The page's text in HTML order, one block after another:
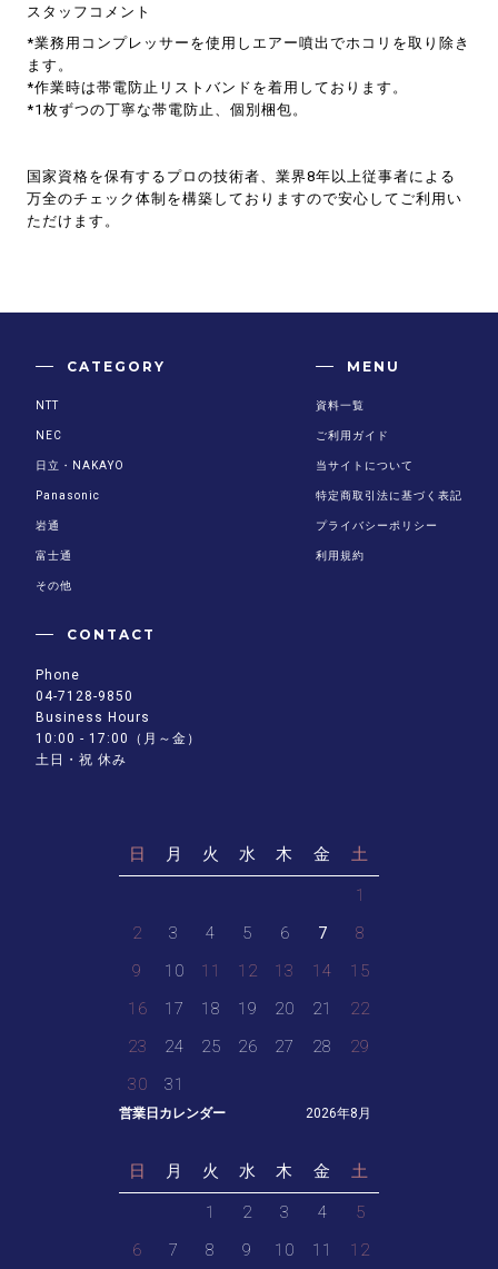
スタッフコメント
*業務用コンプレッサーを使用しエアー噴出でホコリを取り除き
ます。
*作業時は帯電防止リストバンドを着用しております。
*1枚ずつの丁寧な帯電防止、個別梱包。
国家資格を保有するプロの技術者、業界8年以上従事者による
万全のチェック体制を構築しておりますので安心してご利用い
ただけます。
営業日カレンダー 2026年8月
日 月 火 水 木 金 土
1
2
3 4 5 6 7
8
9
10 11 12 13 14
15
16
17 18 19 20 21
22
23
24 25 26 27 28
29
30
31
日 月 火 水 木 金 土
1 2 3 4
5
6
7 8 9 10 11 12
CATEGORY
NTT
NEC
日立・NAKAYO
Panasonic
岩通
富士通
その他
MENU
資料一覧
ご利用ガイド
当サイトについて
特定商取引法に基づく表記
プライバシーポリシー
利用規約
CONTACT
Phone
04-7128-9850
Business Hours
10:00 - 17:00（月～金）
土日・祝 休み